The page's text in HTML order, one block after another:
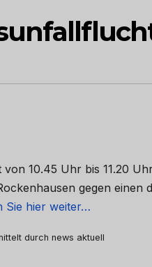
10.45 Uhr bis 11.20
gegen einen
Sie hier weiter…
durch news aktuell